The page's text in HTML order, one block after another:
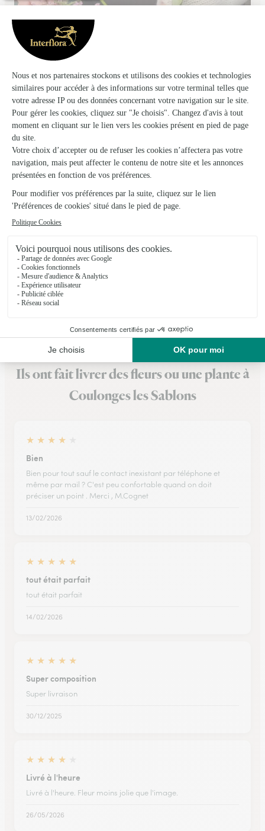
Au Petit Jardinier
★ ★ ★
70, rue du Mans
Voir la boutique
Pre en Pail St Samson
★★★★★5 (26)
65, rue Aristide Briand
Voir la boutique
Ils ont fait livrer des fleurs ou une plante à
Coulonges les Sablons
★ ★ ★ ★
Bien
Bien pour tout sauf le contact inexistant par téléphone et
même par mail ? C'est peu confortable quand on doit
préciser un point . Merci , M.Cognet
13/02/2026
★ ★ ★ ★ ★
tout était parfait
tout était parfait
14/02/2026
★ ★ ★ ★ ★
Super composition
Super livraison
30/12/2025
★ ★ ★ ★
Livré à l'heure
Livré à l'heure. Fleur moins jolie que l'image.
26/05/2026